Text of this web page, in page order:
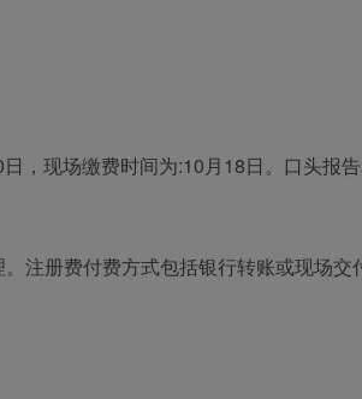
，现场缴费时间为:10月18日。口头报
注册费付费方式包括银行转账或现场交